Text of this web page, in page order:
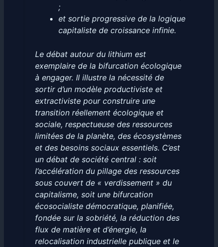
;
et sortie progressive de la logique
capitaliste de croissance infinie.
Le débat autour du lithium est
exemplaire de la bifurcation écologique
à engager. Il illustre la nécessité de
sortir d’un modèle productiviste et
extractiviste pour construire une
transition réellement écologique et
sociale, respectueuse des ressources
limitées de la planète, des écosystèmes
et des besoins sociaux essentiels. C’est
un débat de société central : soit
l’accélération du pillage des ressources
sous couvert de « verdissement » du
capitalisme, soit une bifurcation
écosocialiste démocratique, planifiée,
fondée sur la sobriété, la réduction des
flux de matière et d’énergie, la
relocalisation industrielle publique et le